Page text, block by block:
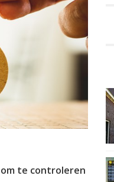
te controleren